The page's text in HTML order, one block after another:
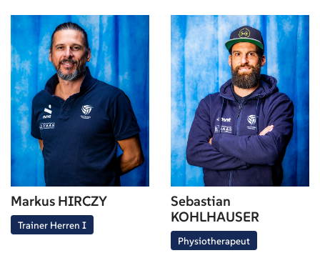
Markus HIRCZY
Trainer Herren I
Sebastian
KOHLHAUSER
Physiotherapeut